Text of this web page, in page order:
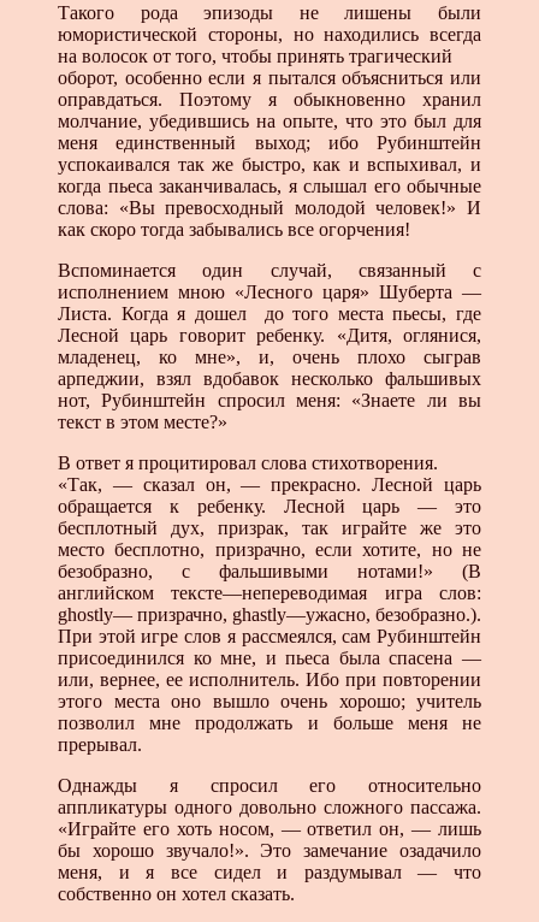
Такого рода эпизоды не лишены были
юмористической стороны, но находились всегда
на волосок от того, чтобы принять трагический
оборот, особенно если я пытался объясниться или
оправдаться. Поэтому я обыкновенно хранил
молчание, убедившись на опыте, что это был для
меня единственный выход; ибо Рубинштейн
успокаивался так же быстро, как и вспыхивал, и
когда пьеса заканчивалась, я слышал его обычные
слова: «Вы превосходный молодой человек!» И
как скоро тогда забывались все огорчения!
Вспоминается один случай, связанный с
исполнением мною «Лесного царя» Шуберта —
Листа. Когда я дошел до того места пьесы, где
Лесной царь говорит ребенку. «Дитя, оглянися,
младенец, ко мне», и, очень плохо сыграв
арпеджии, взял вдобавок несколько фальшивых
нот, Рубинштейн спросил меня: «Знаете ли вы
текст в этом месте?»
В ответ я процитировал слова стихотворения.
«Так, — сказал он, — прекрасно. Лесной царь
обращается к ребенку. Лесной царь — это
бесплотный дух, призрак, так играйте же это
место бесплотно, призрачно, если хотите, но не
безобразно, с фальшивыми нотами!» (В
английском тексте—непереводимая игра слов:
ghostly— призрачно, ghastly—ужасно, безобразно.).
При этой игре слов я рассмеялся, сам Рубинштейн
присоединился ко мне, и пьеса была спасена —
или, вернее, ее исполнитель. Ибо при повторении
этого места оно вышло очень хорошо; учитель
позволил мне продолжать и больше меня не
прерывал.
Однажды я спросил его относительно
аппликатуры одного довольно сложного пассажа.
«Играйте его хоть носом, — ответил он, — лишь
бы хорошо звучало!». Это замечание озадачило
меня, и я все сидел и раздумывал — что
собственно он хотел сказать.